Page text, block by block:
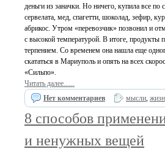
деньги из заначки. Но ничего, купила все по
сервелата, мед, спагетти, шоколад, зефир,
абрикос. Утром «перевозчик» позвонил и
с высокой температурой. В итоге, продукты
терпением. Со временем она нашла еще
скататься в Мариуполь и опять на всех
«Сильпо».
Читать далее......
Нет комментариев
мысли,
8 способов
и ненужных вещей